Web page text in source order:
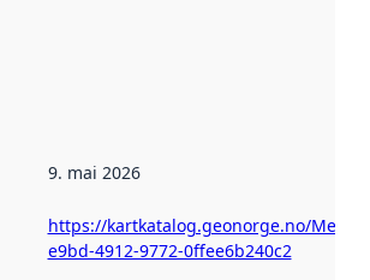
om
her
9. mai 2026
https://kartkatalog.geonorge.no/
e9bd-4912-9772-0ffee6b240c2